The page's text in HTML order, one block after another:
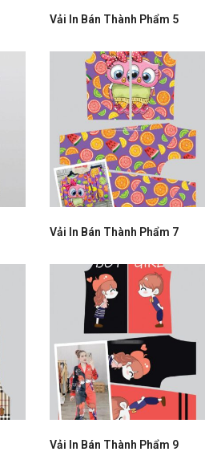
Vải In Bán Thành Phẩm 5
Vải In Bán Thành Phẩm 7
Vải In Bán Thành Phẩm 9